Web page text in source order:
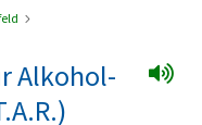
Alkohol-